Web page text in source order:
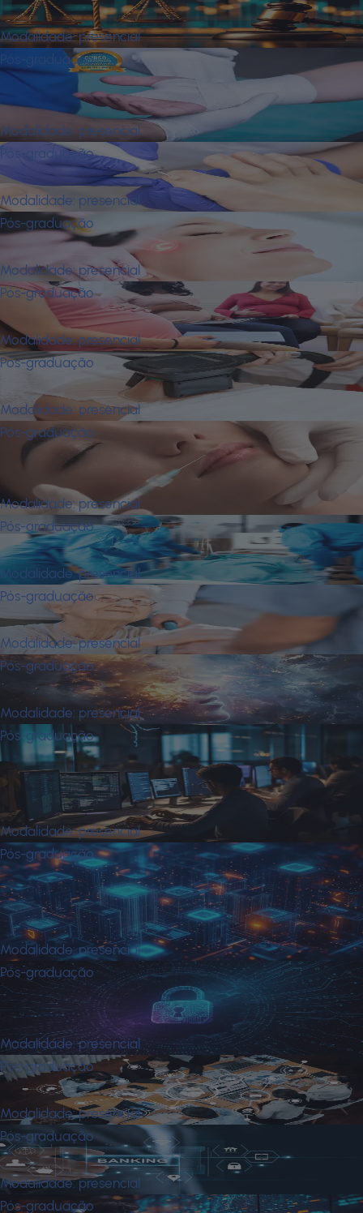
Direito Tributário
Modalidade: presencial
Pós-graduação
Enfermagem em Estomaterapia:
Estomias, Feridas e Incontinências
Modalidade: presencial
Pós-graduação
Enfermagem em Podiatria Clínica
Modalidade: presencial
Pós-graduação
Enfermagem Estética
Modalidade: presencial
Pós-graduação
Enfermagem Obstétrica
Modalidade: presencial
Pós-graduação
Farmácia Estética
Modalidade: presencial
Pós-graduação
Fisioterapia Dermatofuncional e
Cosmetologia
Modalidade: presencial
Pós-graduação
Fisioterapia Hospitalar e Emergência
Modalidade: presencial
Pós-graduação
Gerontologia
Modalidade: presencial
Pós-graduação
Jung, Religião e Espiritualidade
Modalidade: presencial
Pós-graduação
Master em Information Systems em
Arquitetura e Engenharia de
Software
Modalidade: presencial
Pós-graduação
Master em Information Technology
em Gestão das Operações e
Infraestrutura de Ti
Modalidade: presencial
Pós-graduação
Master em Information Technology
em Gestão de Cibersegurança
Modalidade: presencial
Pós-graduação
Master In Business Communication
Modalidade: presencial
Pós-graduação
Mba em Banking
Modalidade: presencial
Pós-graduação